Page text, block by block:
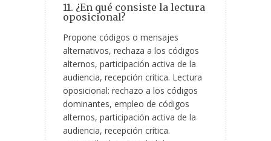
11. ¿En qué consiste la lectura
oposicional?
Propone códigos o mensajes
alternativos, rechaza a los códigos
alternos, participación activa de la
audiencia, recepción crítica. Lectura
oposicional: rechazo a los códigos
dominantes, empleo de códigos
alternos, participación activa de la
audiencia, recepción crítica.